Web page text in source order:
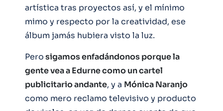
artística tras proyectos así, y el mínimo
mimo y respecto por la creatividad, ese
álbum jamás hubiera visto la luz.
Perosigamos enfadándonos porque la
gente vea a Edurne como un cartel
publicitario andante, y a Mónica Naranjo
como mero reclamo televisivo y producto